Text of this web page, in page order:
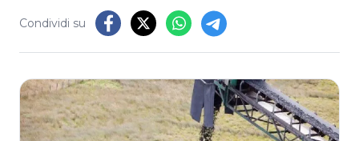
Condividi su